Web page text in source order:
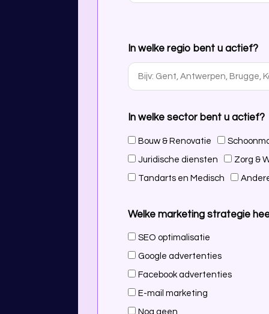
In welke regio bent u actief?
In welke sector bent u actief?
Bouw & Renovatie
Juridische diensten Zorg &
Tandarts en Medisch
Welke marketing strategie
SEO optimalisatie
Google advertenties
Facebook advertenties
E-mail marketing
Nog geen